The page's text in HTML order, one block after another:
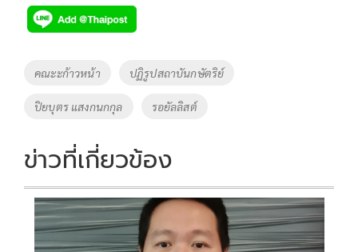
e
b
o
k
tt
er
p
y
Li
k
Tags
คณะะก้าวหน้า ปฏิรูปสถาบันกษัตริย์
ปิยบุตร แสงกนกกุล รอยัลลิสต์
ข่าวที่เกี่ยวข้อง